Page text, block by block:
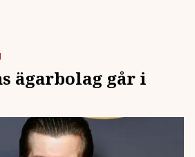
ägarbolag går i